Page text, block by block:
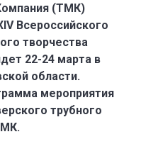
(ТМК)
Всероссийского
творчества
22-24 марта в
области.
мероприятия
трубного